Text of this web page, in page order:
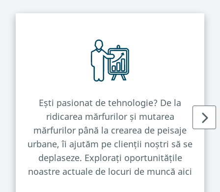
Ești pasionat de tehnologie? De la
ridicarea mărfurilor și mutarea
mărfurilor până la crearea de peisaje
urbane, îi ajutăm pe clienții noștri să se
deplaseze. Explorați oportunitățile
noastre actuale de locuri de muncă aici